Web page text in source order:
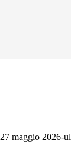
maggio 2026-